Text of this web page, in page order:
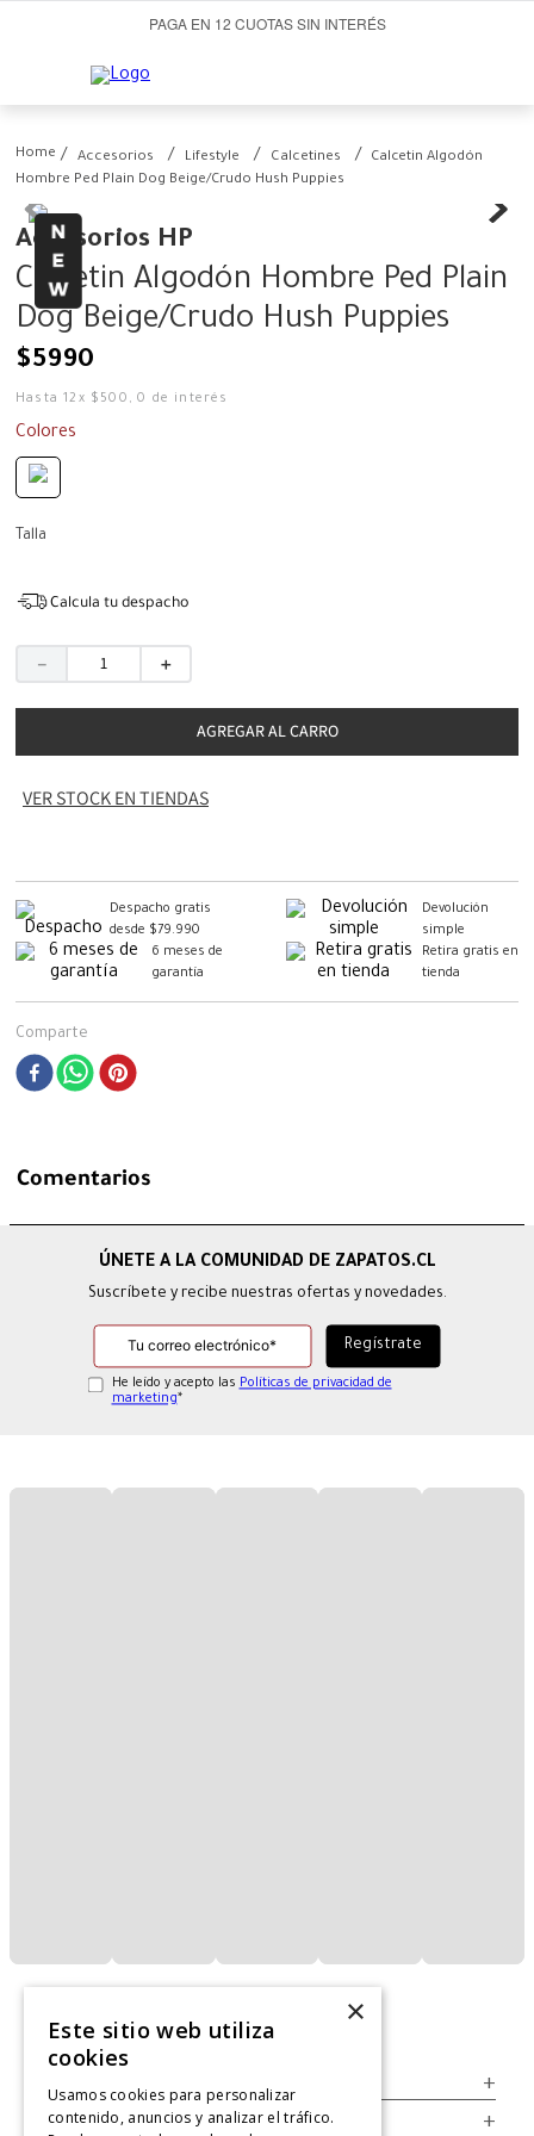
PAGA EN 12 CUOTAS SIN INTERÉS
Accesorios Lifestyle Calcetines
Calcetin Algodón
Hombre Ped Plain Dog Beige/Crudo Hush Puppies
Accesorios HP
Calcetin Algodón Hombre Ped Plain
Dog Beige/Crudo Hush Puppies
$5990
Hasta12 x $ 500 ,0 de interés
Colores
Talla
Calcula tu despacho
＋
－
AGREGAR AL CARRO
VER STOCK EN TIENDAS
Despacho gratis
desde $79.990
Devolución
simple
6 meses de
garantía
Retira gratis en
tienda
Comparte
Comentarios
Suscríbete y recibe nuestras ofertas y novedades.
He leído y acepto las Políticas de privacidad de
marketing*
+
Legal +
×
Este sitio web utiliza
cookies
Usamos cookies para personalizar
contenido, anuncios y analizar el tráfico.